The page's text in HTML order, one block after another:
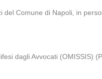
Comune di Napoli, in
dagli Avvocati (OMISSIS)